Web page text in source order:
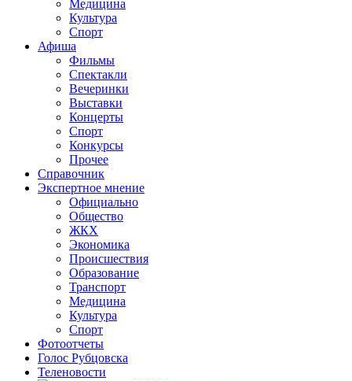
Медицина
Культура
Спорт
Афиша
Фильмы
Спектакли
Вечеринки
Выставки
Концерты
Спорт
Конкурсы
Прочее
Справочник
Экспертное мнение
Официально
Общество
ЖКХ
Экономика
Происшествия
Образование
Транспорт
Медицина
Культура
Спорт
Фотоотчеты
Голос Рубцовска
Теленовости